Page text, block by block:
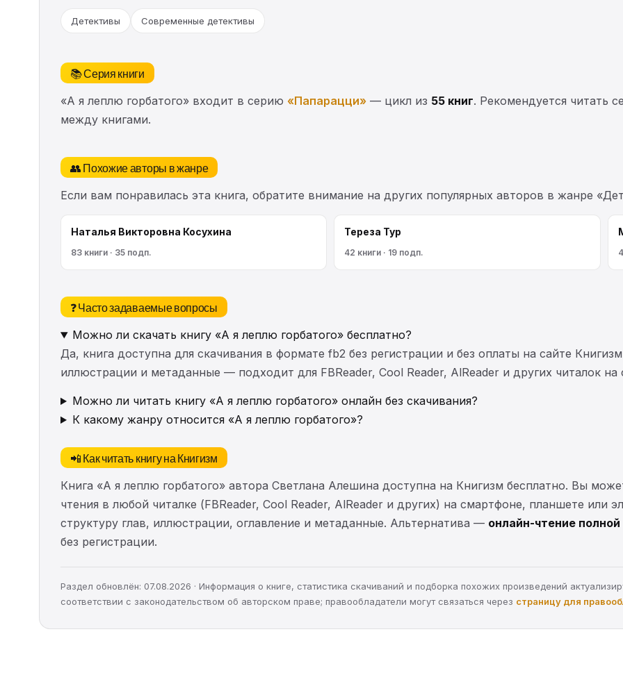
Детективы Современные детективы
📚 Серия книги
«А я леплю горбатого» входит в серию «Папарацци» — цикл из 55 книг. Рекомендуется читать
между книгами.
👥 Похожие авторы в жанре
Если вам понравилась эта книга, обратите внимание на других популярных авторов в жанре
Наталья Викторовна Косухина
83 книги · 35 подп.
Тереза Тур
42 книги · 19 подп.
❓ Часто задаваемые вопросы
Можно ли скачать книгу «А я леплю горбатого» бесплатно?
Да, книга доступна для скачивания в формате fb2 без регистрации и без оплаты на сайте
иллюстрации и метаданные — подходит для FBReader, Cool Reader, AlReader и других читалок
Можно ли читать книгу «А я леплю горбатого» онлайн без скачивания?
К какому жанру относится «А я леплю горбатого»?
📲 Как читать книгу на Книгизм
Книга «А я леплю горбатого» автора Светлана Алешина доступна на Книгизм бесплатно. Вы
чтения в любой читалке (FBReader, Cool Reader, AlReader и других) на смартфоне, планшете или
структуру глав, иллюстрации, оглавление и метаданные. Альтернатива — онлайн-чтение
без регистрации.
Раздел обновлён: 07.08.2026 · Информация о книге, статистика скачиваний и подборка похожих произведений
соответствии с законодательством об авторском праве; правообладатели могут связаться через страницу для